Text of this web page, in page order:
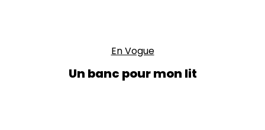
En Vogue
Un banc pour mon lit